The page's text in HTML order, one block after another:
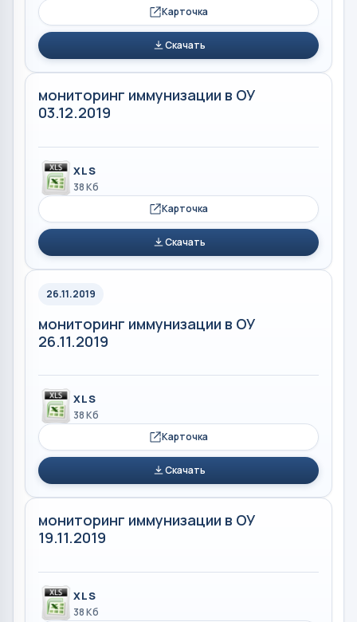
Карточка
Скачать
мониторинг иммунизации в ОУ
03.12.2019
XLS
38 Кб
Карточка
Скачать
26.11.2019
мониторинг иммунизации в ОУ
26.11.2019
XLS
38 Кб
Карточка
Скачать
мониторинг иммунизации в ОУ
19.11.2019
XLS
38 Кб